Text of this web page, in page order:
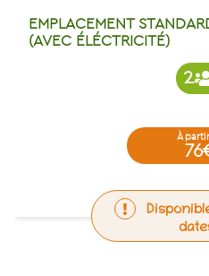
EMPLACEMENT
(AVEC ÉLÉCTRICITÉ)
2
à